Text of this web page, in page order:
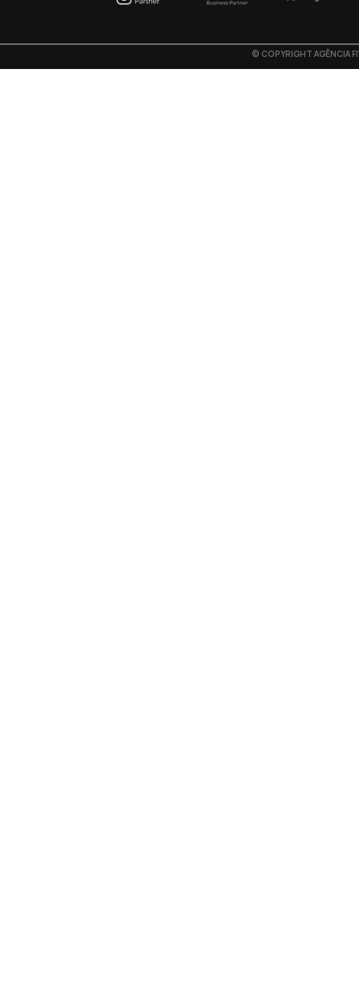
© COPYRIGHT AGÊNCIA